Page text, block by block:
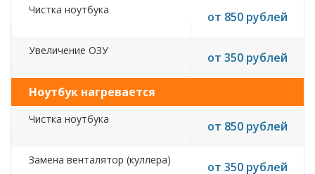
Чистка ноутбука от 850 рублей
Увеличение ОЗУ от 350 рублей
Ноутбук нагревается
Чистка ноутбука от 850 рублей
Замена венталятор (куллера) от 350 рублей